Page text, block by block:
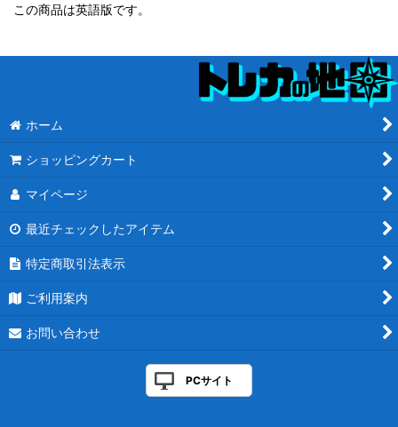
この商品は英語版です。
ホーム
ショッピングカート
マイページ
最近チェックしたアイテム
特定商取引法表示
ご利用案内
お問い合わせ
PCサイト